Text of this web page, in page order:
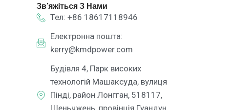
Зв'яжіться З Нами
Тел: +86 18617118946
Електронна пошта:
kerry@kmdpower.com
Будівля 4, Парк високих
технологій Машаксуда, вулиця
Пінді, район Лонгган, 518117,